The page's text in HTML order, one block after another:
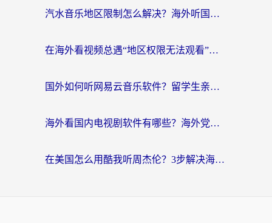
汽水音乐地区限制怎么解决？海外听国内音乐的实用指南来了
在海外看视频总遇“地区权限无法观看”？这篇攻略帮你轻松解锁国内影视动漫
国外如何听网易云音乐软件？留学生亲测有效的回国加速方案
海外看国内电视剧软件有哪些？海外党专属追剧指南来了
在美国怎么用酷我听周杰伦？3步解决海外听歌地域限制，附QQ音乐网易云通用技巧